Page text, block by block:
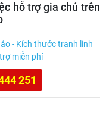
hỗ trợ gia chủ trên
- Kích thước tranh linh
miễn phí
251